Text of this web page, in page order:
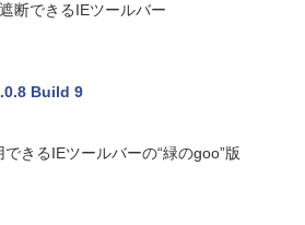
断できるIEツールバー
Build 9
きるIEツールバーの“緑のgoo”版